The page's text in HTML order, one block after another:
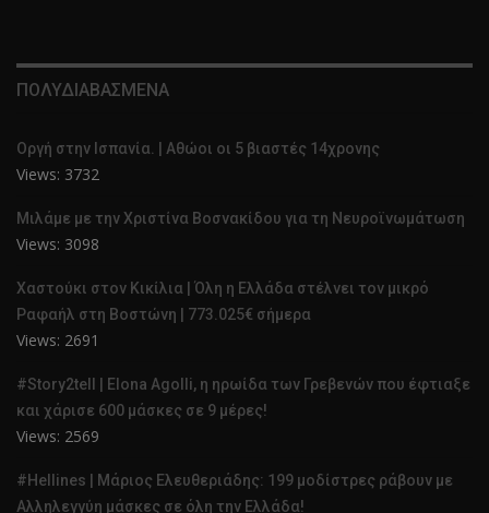
ΠΟΛΥΔΙΑΒΑΣΜΕΝΑ
Οργή στην Ισπανία. | Αθώοι οι 5 βιαστές 14χρονης
Views: 3732
Μιλάμε με την Χριστίνα Βοσνακίδου για τη Νευροϊνωμάτωση
Views: 3098
Χαστούκι στον Κικίλια | Όλη η Ελλάδα στέλνει τον μικρό
Ραφαήλ στη Βοστώνη | 773.025€ σήμερα
Views: 2691
#Story2tell | Elona Agolli, η ηρωίδα των Γρεβενών που έφτιαξε
και χάρισε 600 μάσκες σε 9 μέρες!
Views: 2569
#Hellines | Μάριος Ελευθεριάδης: 199 μοδίστρες ράβουν με
Αλληλεγγύη μάσκες σε όλη την Ελλάδα!